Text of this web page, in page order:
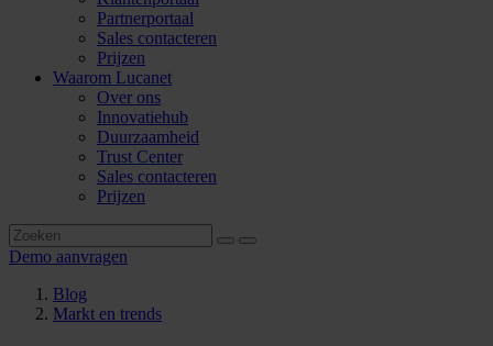
Partnerportaal
Sales contacteren
Prijzen
Waarom Lucanet
Over ons
Innovatiehub
Duurzaamheid
Trust Center
Sales contacteren
Prijzen
Demo aanvragen
Blog
Markt en trends